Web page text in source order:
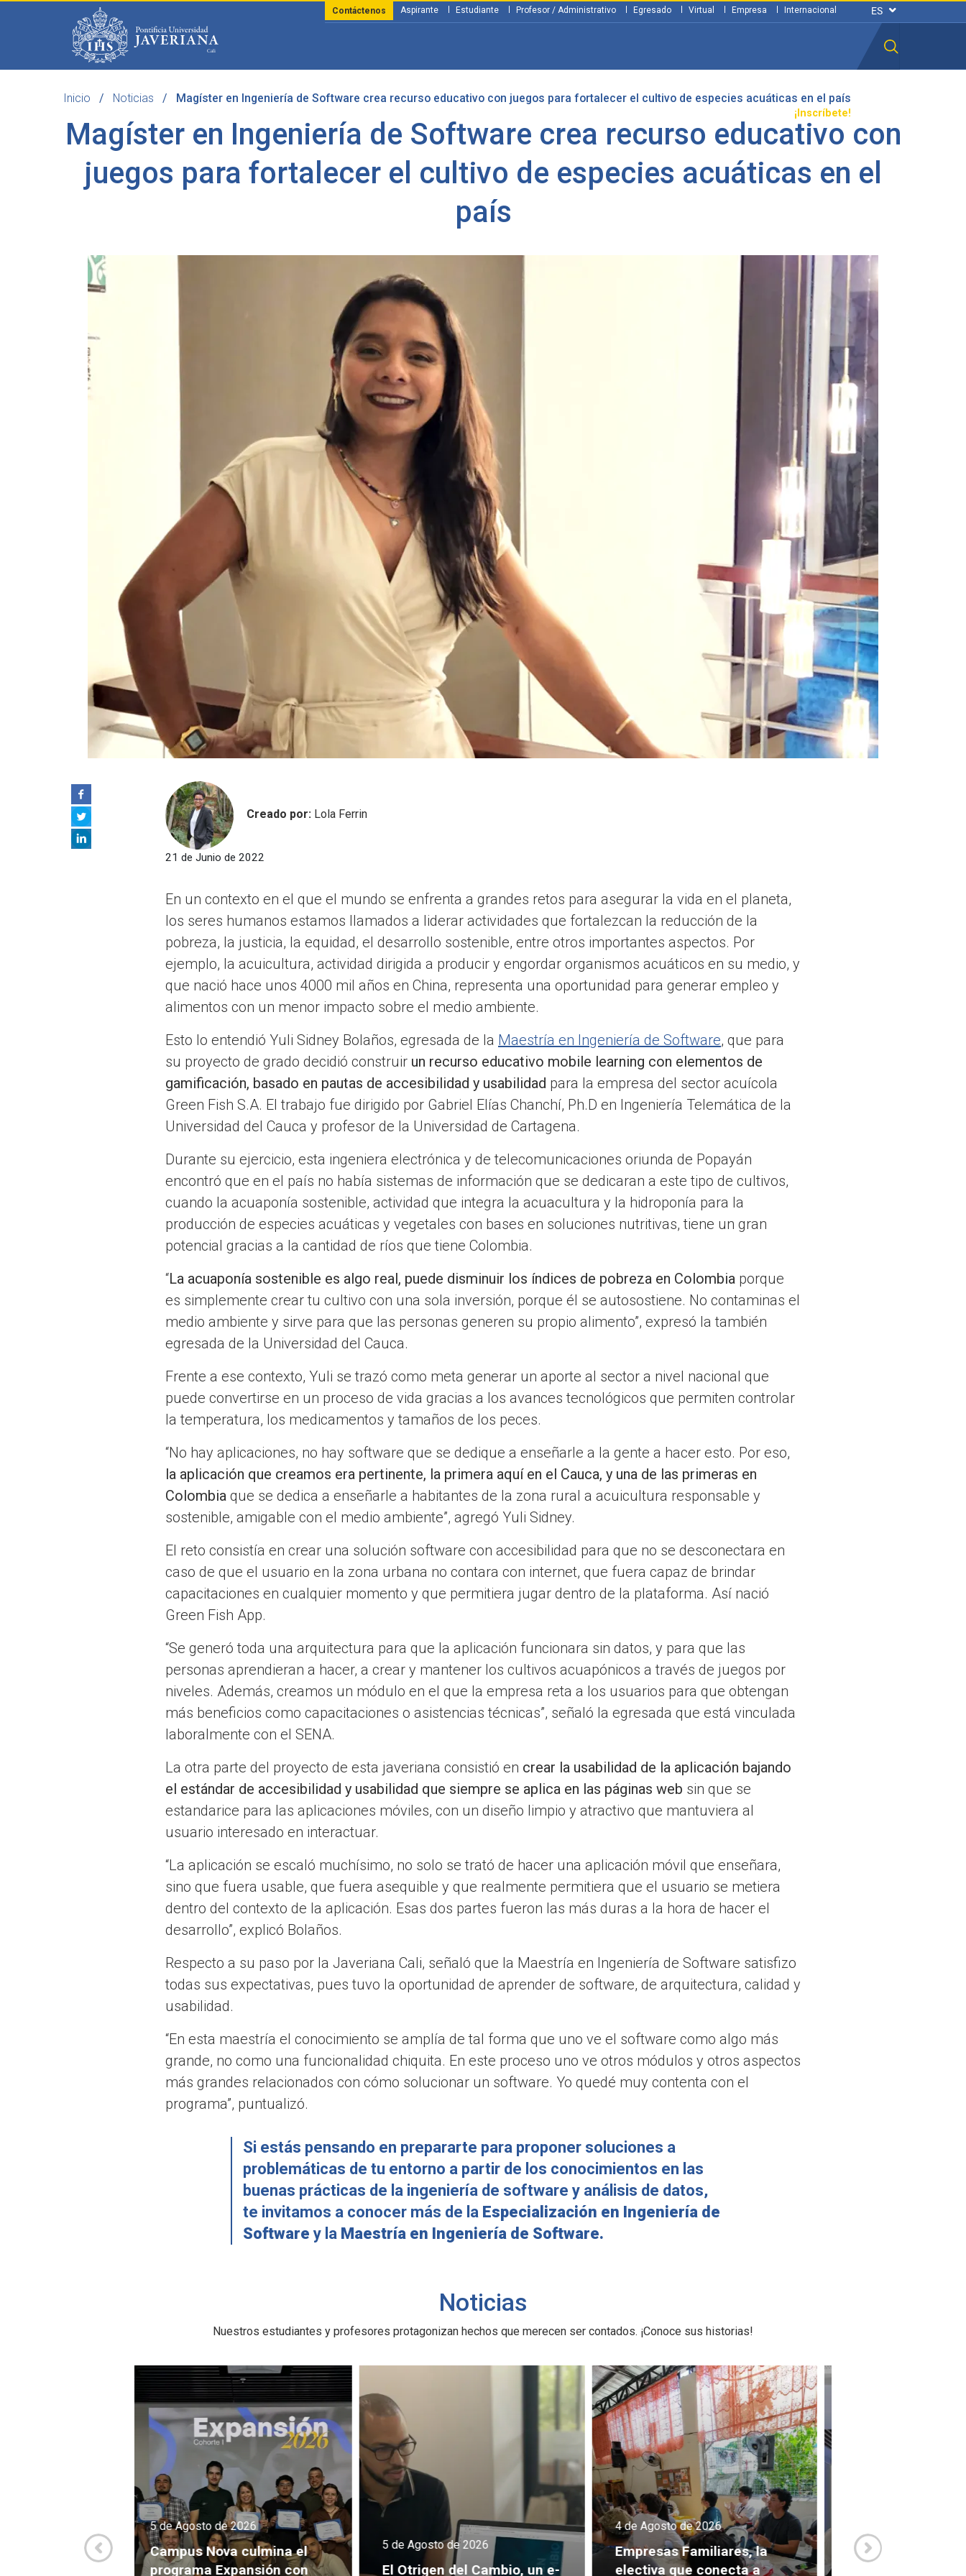
¡Inscríbete!
Aspirante Estudiante Profesor / Administrativo Egresado Virtual Empresa Internacional
Contáctenos
Inicio Noticias Magíster en Ingeniería de Software crea recurso educativo con juegos para fortalecer el cultivo de especies acuáticas en el país
Magíster en Ingeniería de Software crea recurso educativo con
juegos para fortalecer el cultivo de especies acuáticas en el
país
Creado por: Lola Ferrin
21 de Junio de 2022
En un contexto en el que el mundo se enfrenta a grandes retos para asegurar la vida en el planeta,
los seres humanos estamos llamados a liderar actividades que fortalezcan la reducción de la
pobreza, la justicia, la equidad, el desarrollo sostenible, entre otros importantes aspectos. Por
ejemplo, la acuicultura, actividad dirigida a producir y engordar organismos acuáticos en su medio, y
que nació hace unos 4000 mil años en China, representa una oportunidad para generar empleo y
alimentos con un menor impacto sobre el medio ambiente.
Esto lo entendió Yuli Sidney Bolaños, egresada de la Maestría en Ingeniería de Software, que para
su proyecto de grado decidió construir un recurso educativo mobile learning con elementos de
gamificación, basado en pautas de accesibilidad y usabilidad para la empresa del sector acuícola
Green Fish S.A. El trabajo fue dirigido por Gabriel Elías Chanchí, Ph.D en Ingeniería Telemática de la
Universidad del Cauca y profesor de la Universidad de Cartagena.
Durante su ejercicio, esta ingeniera electrónica y de telecomunicaciones oriunda de Popayán
encontró que en el país no había sistemas de información que se dedicaran a este tipo de cultivos,
cuando la acuaponía sostenible, actividad que integra la acuacultura y la hidroponía para la
producción de especies acuáticas y vegetales con bases en soluciones nutritivas, tiene un gran
potencial gracias a la cantidad de ríos que tiene Colombia.
“La acuaponía sostenible es algo real, puede disminuir los índices de pobreza en Colombia porque
es simplemente crear tu cultivo con una sola inversión, porque él se autosostiene. No contaminas el
medio ambiente y sirve para que las personas generen su propio alimento”, expresó la también
egresada de la Universidad del Cauca.
Frente a ese contexto, Yuli se trazó como meta generar un aporte al sector a nivel nacional que
puede convertirse en un proceso de vida gracias a los avances tecnológicos que permiten controlar
la temperatura, los medicamentos y tamaños de los peces.
“No hay aplicaciones, no hay software que se dedique a enseñarle a la gente a hacer esto. Por eso,
la aplicación que creamos era pertinente, la primera aquí en el Cauca, y una de las primeras en
Colombia que se dedica a enseñarle a habitantes de la zona rural a acuicultura responsable y
sostenible, amigable con el medio ambiente”, agregó Yuli Sidney.
El reto consistía en crear una solución software con accesibilidad para que no se desconectara en
caso de que el usuario en la zona urbana no contara con internet, que fuera capaz de brindar
capacitaciones en cualquier momento y que permitiera jugar dentro de la plataforma. Así nació
Green Fish App.
“Se generó toda una arquitectura para que la aplicación funcionara sin datos, y para que las
personas aprendieran a hacer, a crear y mantener los cultivos acuapónicos a través de juegos por
niveles. Además, creamos un módulo en el que la empresa reta a los usuarios para que obtengan
más beneficios como capacitaciones o asistencias técnicas”, señaló la egresada que está vinculada
laboralmente con el SENA.
La otra parte del proyecto de esta javeriana consistió en crear la usabilidad de la aplicación bajando
el estándar de accesibilidad y usabilidad que siempre se aplica en las páginas web sin que se
estandarice para las aplicaciones móviles, con un diseño limpio y atractivo que mantuviera al
usuario interesado en interactuar.
“La aplicación se escaló muchísimo, no solo se trató de hacer una aplicación móvil que enseñara,
sino que fuera usable, que fuera asequible y que realmente permitiera que el usuario se metiera
dentro del contexto de la aplicación. Esas dos partes fueron las más duras a la hora de hacer el
desarrollo”, explicó Bolaños.
Respecto a su paso por la Javeriana Cali, señaló que la Maestría en Ingeniería de Software satisfizo
todas sus expectativas, pues tuvo la oportunidad de aprender de software, de arquitectura, calidad y
usabilidad.
“En esta maestría el conocimiento se amplía de tal forma que uno ve el software como algo más
grande, no como una funcionalidad chiquita. En este proceso uno ve otros módulos y otros aspectos
más grandes relacionados con cómo solucionar un software. Yo quedé muy contenta con el
programa”, puntualizó.
Si estás pensando en prepararte para proponer soluciones a
problemáticas de tu entorno a partir de los conocimientos en las
buenas prácticas de la ingeniería de software y análisis de datos,
te invitamos a conocer más de la Especialización en Ingeniería de
Software y la Maestría en Ingeniería de Software.
Noticias
Nuestros estudiantes y profesores protagonizan hechos que merecen ser contados. ¡Conoce sus historias!
culmina el
5 de Agosto de 2026
El Otrigen del Cambio, un e-
4 de Agosto de 2026
Empresas Familiares, la
electiva que conecta a
4 de Agosto de 2026
Donantes y becarios de la
Beca Conexión U
3 de Agosto de 2026